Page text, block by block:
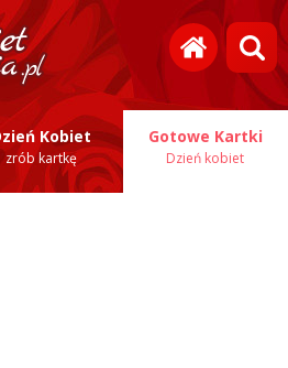
Kobiet
zrób kartkę
Gotowe Kartki
Dzień kobiet